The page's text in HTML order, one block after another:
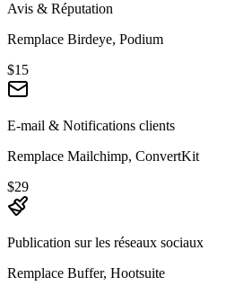
Avis & Réputation
Remplace Birdeye, Podium
$15
E-mail & Notifications clients
Remplace Mailchimp, ConvertKit
$29
Publication sur les réseaux sociaux
Remplace Buffer, Hootsuite